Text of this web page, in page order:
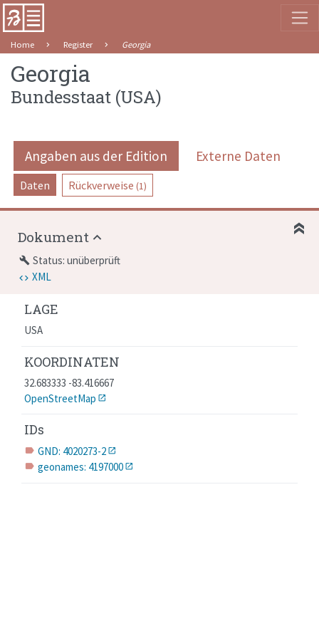
Home Register Georgia
Georgia
Bundesstaat (USA)
Angaben aus der Edition Externe Daten
Daten Rückverweise (1)
LAGE
USA
KOORDINATEN
32.683333 -83.416667
OpenStreetMap
IDs
label GND: 4020273-2
label geonames: 4197000
Dokument
build Status: unüberprüft
XML